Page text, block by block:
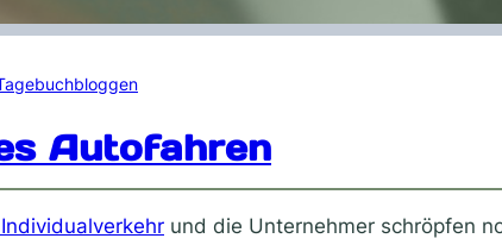
Autofahren
und die Unternehmer schröpfen